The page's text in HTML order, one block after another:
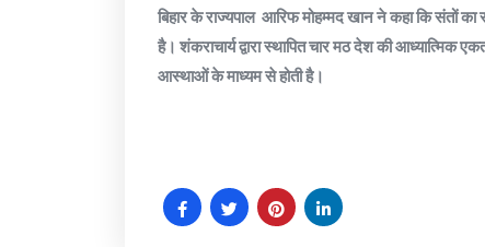
बिहार के राज्यपाल आरिफ मोहम्मद खान ने कहा कि संतों
है। शंकराचार्य द्वारा स्थापित चार मठ देश की आध्यात्मिक
आस्थाओं के माध्यम से होती है।